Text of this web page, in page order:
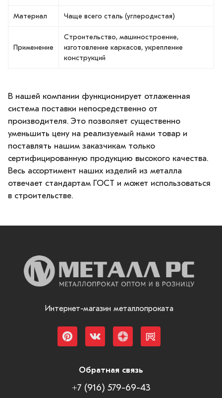
Материал Чаще всего сталь (углеродистая)
Применение
Строительство, машиностроение,
изготовление каркасов, укрепление
конструкций
В нашей компании функционирует отлаженная
система поставки непосредственно от
производителя. Это позволяет существенно
уменьшить цену на реализуемый нами товар и
поставлять нашим заказчикам только
сертифицированную продукцию высокого качества.
Весь ассортимент наших изделий из металла
отвечает стандартам ГОСТ и может использоваться
в строительстве.
Интернет-магазин металлопроката
Обратная связь
+7 (916) 579-69-43